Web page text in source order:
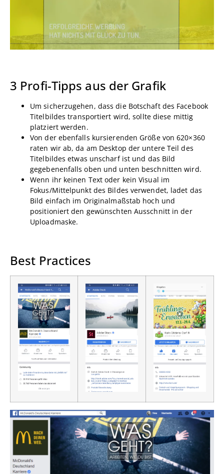
3 Profi-Tipps aus der Grafik
Um sicherzugehen, dass die Botschaft des Facebook
Titelbildes transportiert wird, sollte diese mittig
platziert werden.
Von der ebenfalls kursierenden Größe von 620×360
raten wir ab, da am Desktop der untere Teil des
Titelbildes etwas unscharf ist und das Bild
gegebenenfalls oben und unten beschnitten wird.
Wenn ihr keinen Text oder kein Visual im
Fokus/Mittelpunkt des Bildes verwendet, ladet das
Bild einfach im Originalmaßstab hoch und
positioniert den gewünschten Ausschnitt in der
Uploadmaske.
Best Practices